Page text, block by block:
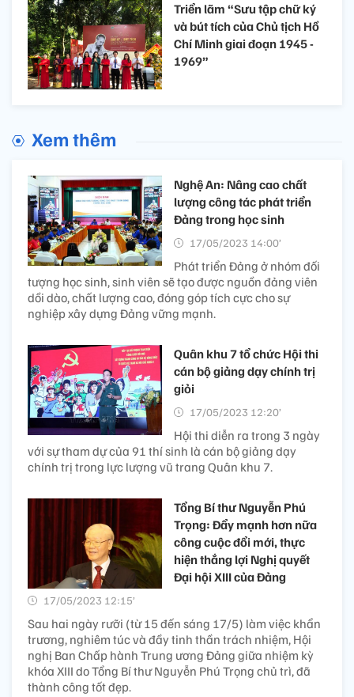
Triển lãm “Sưu tập chữ ký
và bút tích của Chủ tịch Hồ
Chí Minh giai đoạn 1945 -
1969”
Xem thêm
Nghệ An: Nâng cao chất
lượng công tác phát triển
Đảng trong học sinh
17/05/2023 14:00’
Phát triển Đảng ở nhóm đối
tượng học sinh, sinh viên sẽ tạo được nguồn đảng viên
dồi dào, chất lượng cao, đóng góp tích cực cho sự
nghiệp xây dựng Đảng vững mạnh.
Quân khu 7 tổ chức Hội thi
cán bộ giảng dạy chính trị
giỏi
17/05/2023 12:20’
Hội thi diễn ra trong 3 ngày
với sự tham dự của 91 thí sinh là cán bộ giảng dạy
chính trị trong lực lượng vũ trang Quân khu 7.
Tổng Bí thư Nguyễn Phú
Trọng: Đẩy mạnh hơn nữa
công cuộc đổi mới, thực
hiện thắng lợi Nghị quyết
Đại hội XIII của Đảng
17/05/2023 12:15’
Sau hai ngày rưỡi (từ 15 đến sáng 17/5) làm việc khẩn
trương, nghiêm túc và đầy tinh thần trách nhiệm, Hội
nghị Ban Chấp hành Trung ương Đảng giữa nhiệm kỳ
khóa XIII do Tổng Bí thư Nguyễn Phú Trọng chủ trì, đã
thành công tốt đẹp.